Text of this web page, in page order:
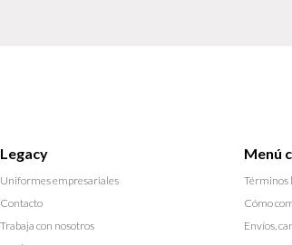
Legacy
Uniformes empresariales
Contacto
Trabaja con nosotros
Menú
Términos
Cómo
Envíos,